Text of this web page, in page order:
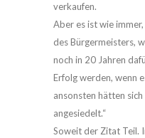
verkaufen.
Aber es ist wie
des Bürgermeisters,
noch in 20 Jahren
Erfolg werden, wenn
ansonsten hätten
angesiedelt.“
Soweit der Zitat Teil.